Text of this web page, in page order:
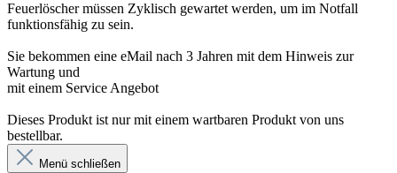
Feuerlöscher müssen Zyklisch gewartet werden, um im Notfall
funktionsfähig zu sein.
Sie bekommen eine eMail nach 3 Jahren mit dem Hinweis zur
Wartung und
mit einem Service Angebot
Dieses Produkt ist nur mit einem wartbaren Produkt von uns
bestellbar.
Menü schließen